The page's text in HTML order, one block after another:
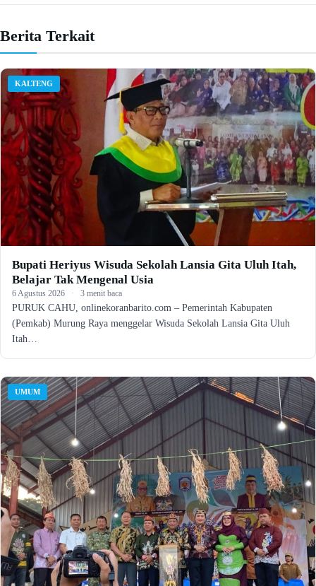
Berita Terkait
KALTENG
Bupati Heriyus Wisuda Sekolah Lansia Gita Uluh Itah,
Belajar Tak Mengenal Usia
6 Agustus 2026 · 3 menit baca
PURUK CAHU, onlinekoranbarito.com – Pemerintah Kabupaten
(Pemkab) Murung Raya menggelar Wisuda Sekolah Lansia Gita Uluh
Itah…
UMUM